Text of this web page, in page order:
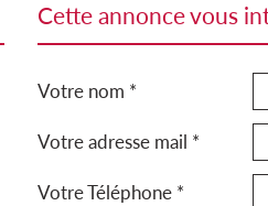
cette annonce vous
Votre nom *
Votre adresse mail *
Votre Téléphone *